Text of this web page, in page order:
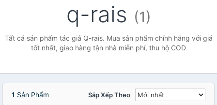
q-rais (1)
Tất cả sản phẩm tác giả Q-rais. Mua sản phẩm chính hãng với giá
tốt nhất, giao hàng tận nhà miễn phí, thu hộ COD
1 Sản Phẩm Sắp Xếp Theo